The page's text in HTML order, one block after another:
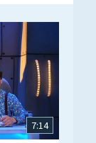
7:14